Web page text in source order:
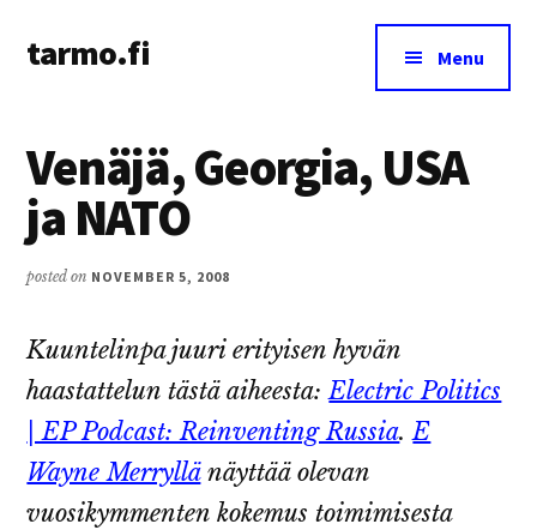
main
primary
menu
tarmo.fi
on
education,
technology,
and
Menu
Venäjä, Georgia, USA
ja NATO
posted on NOVEMBER 5, 2008
Kuuntelinpa juuri erityisen hyvän
haastattelun tästä aiheesta:Electric Politics
| EP Podcast: Reinventing Russia.E
Wayne Merryllänäyttää olevan
vuosikymmenten kokemus toimimisesta